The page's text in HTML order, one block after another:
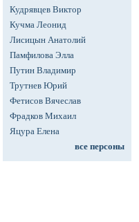
Кудрявцев Виктор
Кучма Леонид
Лисицын Анатолий
Памфилова Элла
Путин Владимир
Трутнев Юрий
Фетисов Вячеслав
Фрадков Михаил
Яцура Елена
все персоны